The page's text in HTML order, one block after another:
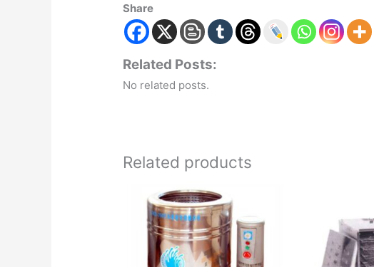
Share
Related Posts:
No related posts.
Related products